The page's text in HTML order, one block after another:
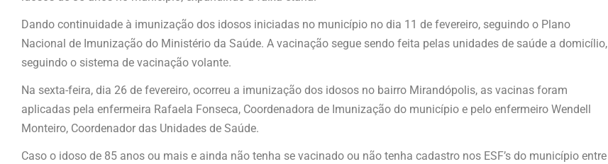
Dando continuidade à imunização dos idosos iniciadas no município no dia 11 de fevereiro, seguindo o Plano
Nacional de Imunização do Ministério da Saúde. A vacinação segue sendo feita pelas unidades de saúde a domicílio,
seguindo o sistema de vacinação volante.
Na sexta-feira, dia 26 de fevereiro, ocorreu a imunização dos idosos no bairro Mirandópolis, as vacinas foram
aplicadas pela enfermeira Rafaela Fonseca, Coordenadora de Imunização do município e pelo enfermeiro Wendell
Monteiro, Coordenador das Unidades de Saúde.
Caso o idoso de 85 anos ou mais e ainda não tenha se vacinado ou não tenha cadastro nos ESF’s do município entre